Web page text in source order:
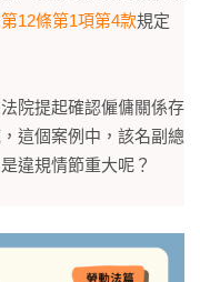
12條第1項第4款規定
院提起確認僱傭關係存
這個案例中，該名副總
違規情節重大呢？